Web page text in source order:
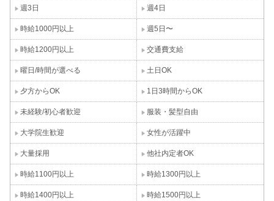
週3日 週4日
時給1000円以上 週5日〜
時給1200円以上 交通費支給
曜日/時間が選べる 土日OK
夕方からOK 1日3時間からOK
未経験/初心者歓迎 服装・髪型自由
大学院生歓迎 女性が活躍中
大量採用 他社内定者OK
時給1100円以上 時給1300円以上
時給1400円以上 時給1500円以上